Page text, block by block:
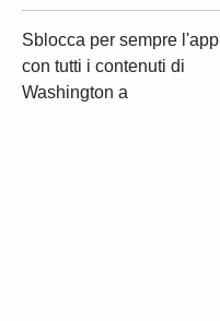
Sblocca per sempre l'app
con tutti i contenuti di
Washington a